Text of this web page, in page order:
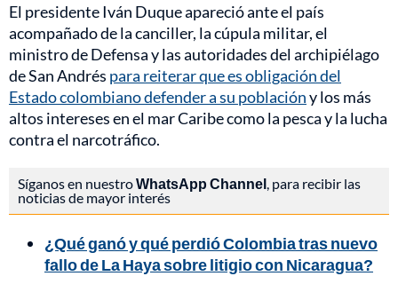
El presidente Iván Duque apareció ante el país
acompañado de la canciller, la cúpula militar, el
ministro de Defensa y las autoridades del archipiélago
de San Andrés para reiterar que es obligación del
Estado colombiano defender a su poblacióny los más
altos intereses en el mar Caribe como la pesca y la lucha
contra el narcotráfico.
Síganos en nuestroWhatsApp Channel , para recibir las
noticias de mayor interés
¿Qué ganó y qué perdió Colombia tras nuevo
fallo de La Haya sobre litigio con Nicaragua?